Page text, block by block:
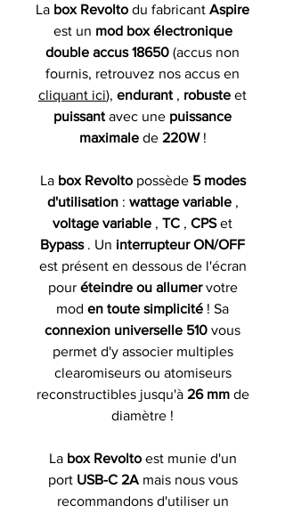
La box Revolto du fabricant Aspire
est un mod box électronique
double accus 18650 (accus non
fournis, retrouvez nos accus en
cliquant ici), endurant , robuste et
puissant avec une puissance
maximalede 220W!
La box Revoltopossède 5 modes
d'utilisation: wattage variable ,
voltage variable , TC , CPSet
Bypass . Un interrupteur ON/OFF
est présent en dessous de l'écran
pour éteindre ou allumervotre
mod en toute simplicité ! Sa
connexion universelle 510 vous
permet d'y associer multiples
clearomiseurs ou atomiseurs
reconstructibles jusqu'à 26 mmde
diamètre !
La box Revoltoest munie d'un
port USB-C 2A mais nous vous
recommandons d'utiliser un